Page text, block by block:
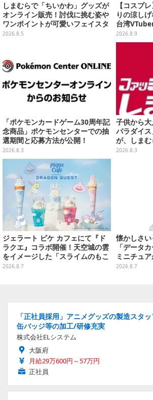
しまむらで「ちいかわ」グッズが
オンライン販売！討伐に挑む姿や
ワンポイントが可愛いフェイスタ
オル、バスマットなど全14種
2026.8.5
【コスプ
りの涼し
台湾
彌奈」の美
【写真6枚
2026.8.9
「ポケモンカードゲーム30周年記
念商品」ポケモンセンターでの抽
選期間と応募方法が公開！
2026.8.3
子供から
パラダイ
が、しま
ストア）に
2026.8.3
ジェラート ピケ カフェにて『ド
ラクエ』コラボ開催！天空城の雲
をイメージした「スライムのもこ
もこ天空クレープ」などを提供
2026.8.7
懐かしさ
「データ
ミニチュ
が流れる特
2026.8.7
「正社員採用」アニメグッズの製造スタ
缶バッジ等の加工/研修充実
株式会社ELシステム
大阪府
月給29万600円～57万円
正社員